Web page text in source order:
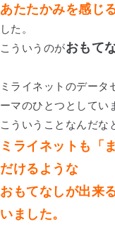
あたたかみを感じ
した。
こういうのがおもて
ミライネットのデータ
ーマのひとつとしてい
こういうことなんだな
ミライネットも「
だけるような
おもてなしが出来
いました。